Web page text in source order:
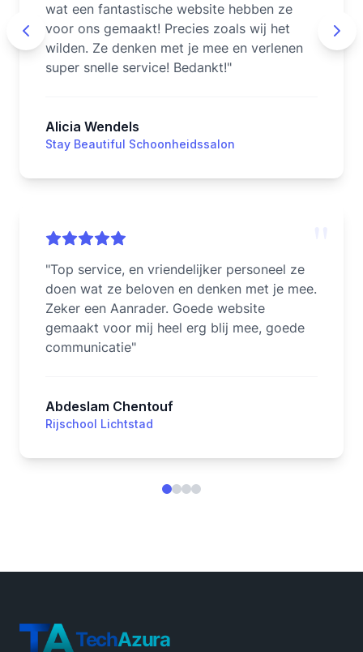
wat een fantastische website hebben ze
voor ons gemaakt! Precies zoals wij het
wilden. Ze denken met je mee en verlenen
super snelle service! Bedankt!"
Alicia Wendels
Stay Beautiful Schoonheidssalon
"Top service, en vriendelijker personeel ze
doen wat ze beloven en denken met je mee.
Zeker een Aanrader. Goede website
gemaakt voor mij heel erg blij mee, goede
communicatie"
Abdeslam Chentouf
Rijschool Lichtstad
TechAzura